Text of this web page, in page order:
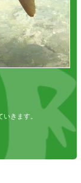
きます。